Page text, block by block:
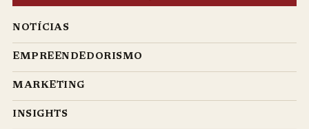
NOTÍCIAS
EMPREENDEDORISMO
MARKETING
INSIGHTS